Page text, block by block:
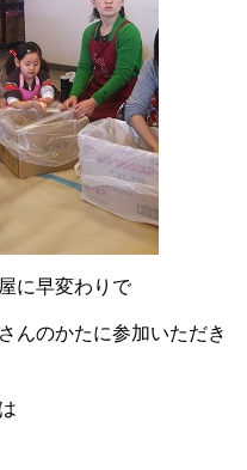
に早変わりで
んのかたに参加いただき